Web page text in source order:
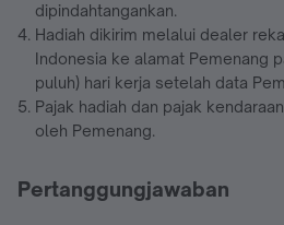
dipindahtangankan.
Hadiah dikirim melalui dealer
Indonesia ke alamat Pemenang
puluh) hari kerja setelah data
Pajak hadiah dan pajak
oleh Pemenang.
Pertanggungjawaban